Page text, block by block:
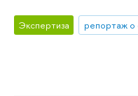
Экспертиза репортаж о